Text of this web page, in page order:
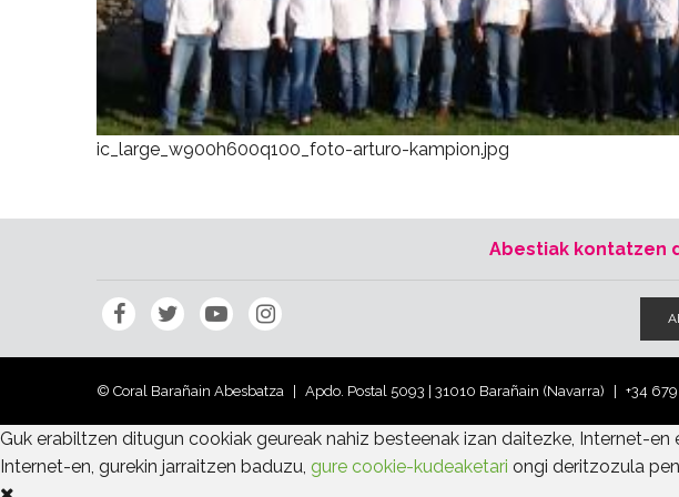
ic_large_w900h600q100_foto-arturo-kampion.jpg
Abestiak kontatzen
© Coral Barañain Abesbatza Apdo. Postal 5093 | 31010 Barañain (Navarra) +34
Guk erabiltzen ditugun cookiak geureak nahiz besteenak izan daitezke, Internet-
Internet-en, gurekin jarraitzen baduzu, gure cookie-kudeaketari ongi deritzozula